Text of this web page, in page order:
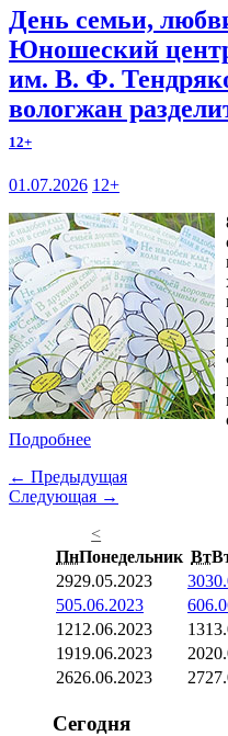
День семьи,
Юношеский
им. В. Ф.
вологжан
12+
01.07.2026 12+
Подробнее
← Предыдущая
Следующая →
<
ПнПонедельник Вт
2929.05.2023 30
505.06.2023 6
1212.06.2023 13
1919.06.2023 20
2626.06.2023 27
Сегодня